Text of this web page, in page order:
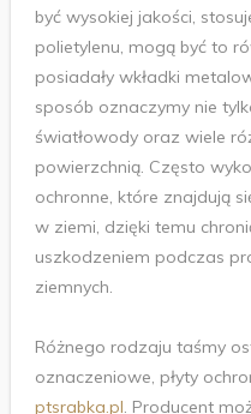
być wysokiej jakości,
polietylenu, mogą być to
posiadały wkładki
sposób oznaczymy nie
światłowody oraz wiele
powierzchnią. Często
ochronne, które znajdują
w ziemi, dzięki temu
uszkodzeniem podczas
ziemnych.
Różnego rodzaju taśmy
oznaczeniowe, płyty
ptsrabka.pl. Producent